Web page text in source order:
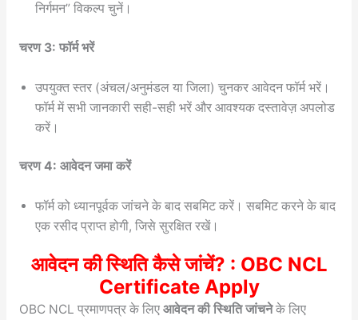
निर्गमन” विकल्प चुनें।
चरण 3: फॉर्म भरें
उपयुक्त स्तर (अंचल/अनुमंडल या जिला) चुनकर आवेदन फॉर्म भरें।
फॉर्म में सभी जानकारी सही-सही भरें और आवश्यक दस्तावेज़ अपलोड
करें।
चरण 4: आवेदन जमा करें
फॉर्म को ध्यानपूर्वक जांचने के बाद सबमिट करें। सबमिट करने के बाद
एक रसीद प्राप्त होगी, जिसे सुरक्षित रखें।
आवेदन की स्थिति कैसे जांचें? : OBC NCL
Certificate Apply
OBC NCL प्रमाणपत्र के लिए आवेदन की स्थिति जांचनेके लिए